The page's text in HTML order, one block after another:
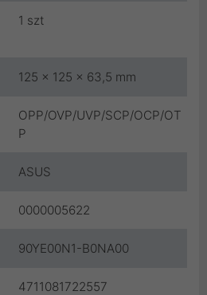
1 szt
125 x 125 x 63,5 mm
OPP/OVP/UVP/SCP/OCP/OT
P
ASUS
0000005622
90YE00N1-B0NA00
4711081722557